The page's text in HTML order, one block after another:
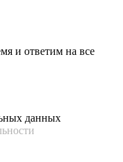
и ответим на все
данных